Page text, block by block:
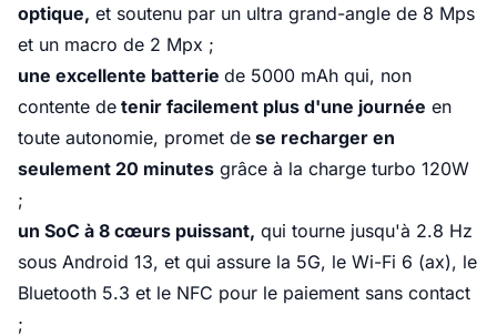
optique, et soutenu par un ultra grand-angle de 8 Mps
et un macro de 2 Mpx ;
une excellente batterie de 5000 mAh qui, non
contente de tenir facilement plus d'une journée en
toute autonomie, promet de se recharger en
seulement 20 minutes grâce à la charge turbo 120W
;
un SoC à 8 cœurs puissant, qui tourne jusqu'à 2.8 Hz
sous Android 13, et qui assure la 5G, le Wi-Fi 6 (ax), le
Bluetooth 5.3 et le NFC pour le paiement sans contact
;